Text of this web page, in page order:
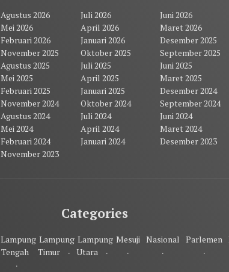
Agustus 2026 Juli 2026
Juni 2026
Mei 2026
April 2026
Maret 2026
Februari 2026
Januari 2026
Desember 2025
November 2025
Oktober 2025
September 2025
Agustus 2025
Juli 2025
Juni 2025
Mei 2025
April 2025
Maret 2025
Februari 2025
Januari 2025
Desember 2024
November 2024
Oktober 2024
September 2024
Agustus 2024
Juli 2024
Juni 2024
Mei 2024
April 2024
Maret 2024
Februari 2024
Januari 2024
Desember 2023
November 2023
Categories
Lampung
Tengah
Lampung
Timur
Lampung
Utara
Mesuji Nasional Parlemen